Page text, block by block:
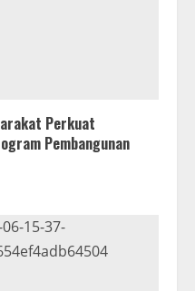
Perkuat
Pembangunan